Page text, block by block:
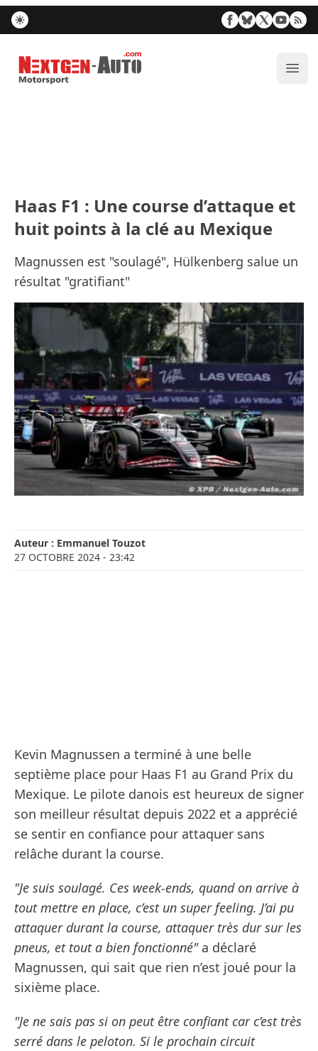
Nextgen-Auto.com
Haas F1 : Une course d’attaque et
huit points à la clé au Mexique
Magnussen est "soulagé", Hülkenberg salue un
résultat "gratifiant"
Auteur : Emmanuel Touzot
27 OCTOBRE 2024 - 23:42
Kevin Magnussen a terminé à une belle
septième place pour Haas F1 au Grand Prix du
Mexique. Le pilote danois est heureux de signer
son meilleur résultat depuis 2022 et a apprécié
se sentir en confiance pour attaquer sans
relâche durant la course.
"Je suis soulagé. Ces week-ends, quand on arrive à
tout mettre en place, c’est un super feeling. J’ai pu
attaquer durant la course, attaquer très dur sur les
pneus, et tout a bien fonctionné" a déclaré
Magnussen, qui sait que rien n’est joué pour la
sixième place.
"Je ne sais pas si on peut être confiant car c’est très
serré dans le peloton. Si le prochain circuit